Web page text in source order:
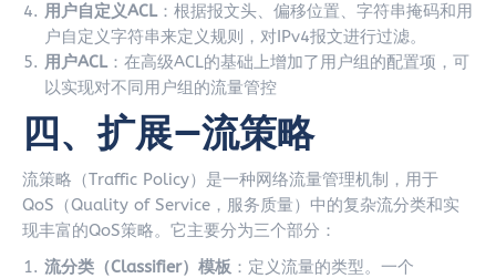
用户自定义ACL：根据报文头、偏移位置、字符串掩码和用
户自定义字符串来定义规则，对IPv4报文进行过滤。
用户ACL：在高级ACL的基础上增加了用户组的配置项，可
以实现对不同用户组的流量管控
四、扩展—流策略
流策略（Traffic Policy）是一种网络流量管理机制，用于
QoS（Quality of Service，服务质量）中的复杂流分类和实
现丰富的QoS策略。它主要分为三个部分：
流分类（Classifier）模板 ：定义流量的类型。一个